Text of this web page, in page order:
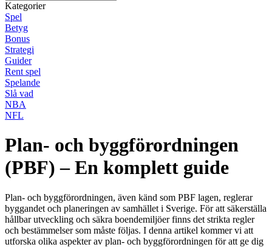
Kategorier
Spel
Betyg
Bonus
Strategi
Guider
Rent spel
Spelande
Slå vad
NBA
NFL
Plan- och byggförordningen
(PBF) – En komplett guide
Plan- och byggförordningen, även känd som PBF lagen, reglerar
byggandet och planeringen av samhället i Sverige. För att säkerställa
hållbar utveckling och säkra boendemiljöer finns det strikta regler
och bestämmelser som måste följas. I denna artikel kommer vi att
utforska olika aspekter av plan- och byggförordningen för att ge dig